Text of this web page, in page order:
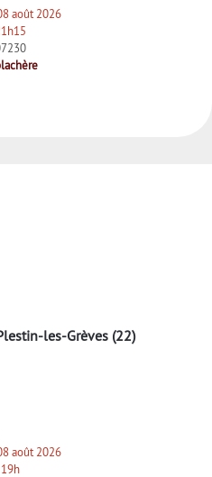
août 2026
les-Grèves (22)
août 2026
19h